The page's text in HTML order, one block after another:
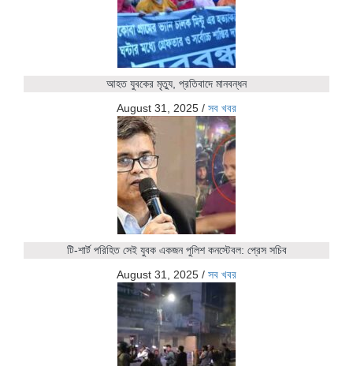
আহত যুবকের মৃত্যু, প্রতিবাদে মানবন্ধন
August 31, 2025 / সব খবর
টি-শার্ট পরিহিত সেই যুবক একজন পুলিশ কনস্টেবল: প্রেস সচিব
August 31, 2025 / সব খবর